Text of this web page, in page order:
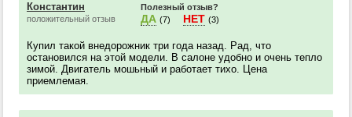
Константин
положительный отзыв
Полезный отзыв?
ДА (7) НЕТ (3)
Купил такой внедорожник три года назад. Рад, что
остановился на этой модели. В салоне удобно и очень тепло
зимой. Двигатель мошьный и работает тихо. Цена
приемлемая.